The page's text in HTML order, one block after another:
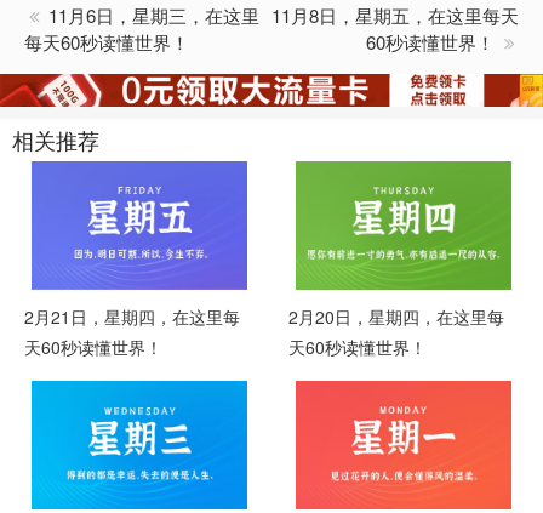
11月6日，星期三，在这里
每天60秒读懂世界！
11月8日，星期五，在这里每天
60秒读懂世界！
相关推荐
2月21日，星期四，在这里每
天60秒读懂世界！
2月20日，星期四，在这里每
天60秒读懂世界！